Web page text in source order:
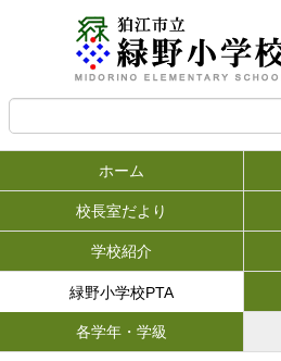
ホーム
校長室だより
学校紹介
緑野小学校PTA
各学年・学級